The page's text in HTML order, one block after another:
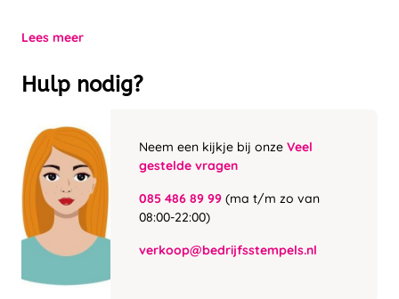
Lees meer
Hulp nodig?
Neem een kijkje bij onze Veel
gestelde vragen
085 486 89 99 (ma t/m zo van
08:00-22:00)
verkoop@bedrijfsstempels.nl